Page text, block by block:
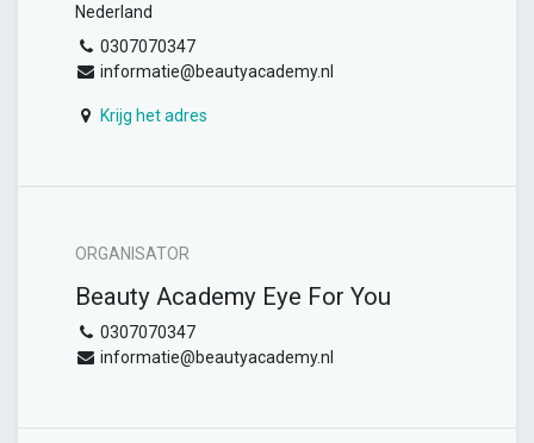
Nederland
0307070347
informatie@beautyacademy.nl
Krijg het adres
ORGANISATOR
Beauty Academy Eye For You
0307070347
informatie@beautyacademy.nl